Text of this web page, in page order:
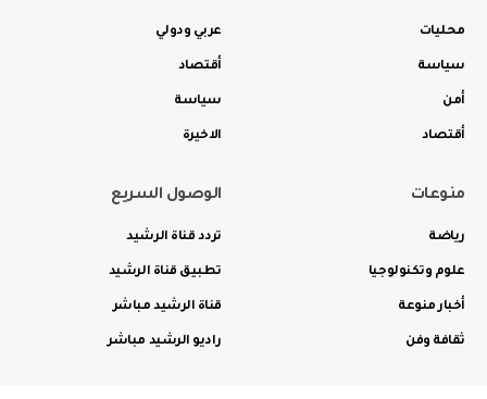
محليات
سياسة
أمن
أقتصاد
عربي ودولي
أقتصاد
سياسة
الاخيرة
منوعات
رياضة
علوم وتكنولوجيا
أخبار منوعة
ثقافة وفن
الوصول السريع
تردد قناة الرشيد
تطبيق قناة الرشيد
قناة الرشيد مباشر
راديو الرشيد مباشر